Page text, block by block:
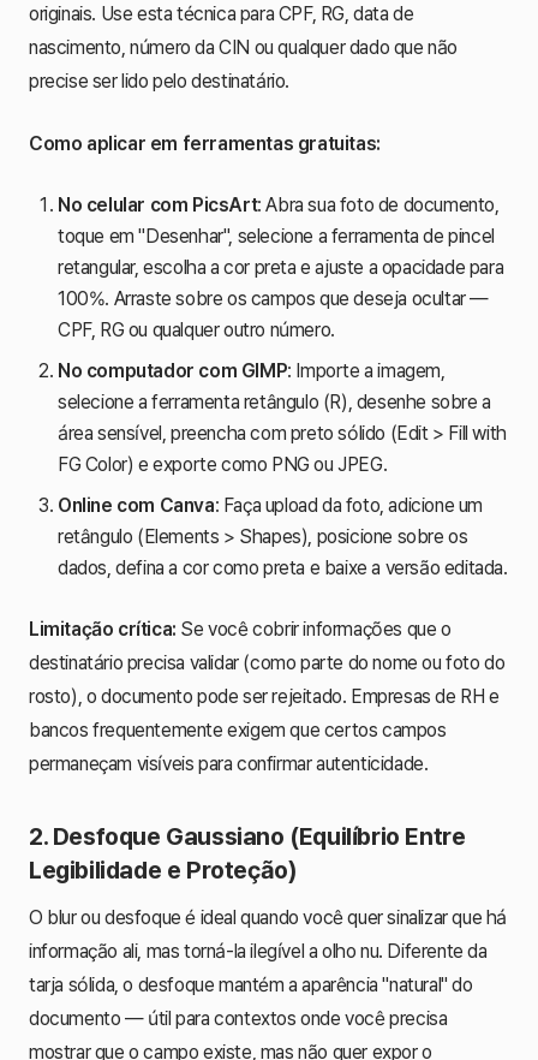
originais. Use esta técnica para CPF, RG, data de
nascimento, número da CIN ou qualquer dado que não
precise ser lido pelo destinatário.
Como aplicar em ferramentas gratuitas:
No celular com PicsArt: Abra sua foto de documento,
toque em "Desenhar", selecione a ferramenta de pincel
retangular, escolha a cor preta e ajuste a opacidade para
100%. Arraste sobre os campos que deseja ocultar —
CPF, RG ou qualquer outro número.
No computador com GIMP: Importe a imagem,
selecione a ferramenta retângulo (R), desenhe sobre a
área sensível, preencha com preto sólido (Edit > Fill with
FG Color) e exporte como PNG ou JPEG.
Online com Canva: Faça upload da foto, adicione um
retângulo (Elements > Shapes), posicione sobre os
dados, defina a cor como preta e baixe a versão editada.
Limitação crítica: Se você cobrir informações que o
destinatário precisa validar (como parte do nome ou foto do
rosto), o documento pode ser rejeitado. Empresas de RH e
bancos frequentemente exigem que certos campos
permaneçam visíveis para confirmar autenticidade.
2. Desfoque Gaussiano (Equilíbrio Entre
Legibilidade e Proteção)
O blur ou desfoque é ideal quando você quer sinalizar que há
informação ali, mas torná-la ilegível a olho nu. Diferente da
tarja sólida, o desfoque mantém a aparência "natural" do
documento — útil para contextos onde você precisa
mostrar que o campo existe, mas não quer expor o